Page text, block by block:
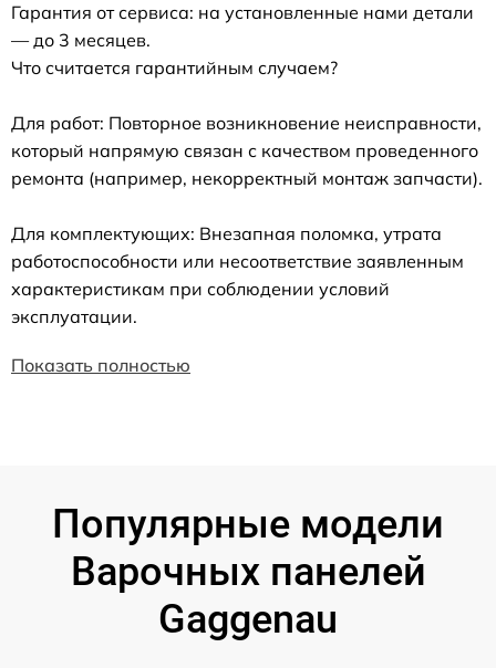
Гарантия от сервиса: на установленные нами детали
— до 3 месяцев.
Что считается гарантийным случаем?
Для работ: Повторное возникновение неисправности,
который напрямую связан с качеством проведенного
ремонта (например, некорректный монтаж запчасти).
Для комплектующих: Внезапная поломка, утрата
работоспособности или несоответствие заявленным
характеристикам при соблюдении условий
эксплуатации.
Показать полностью
Популярные модели
Варочных панелей
Gaggenau